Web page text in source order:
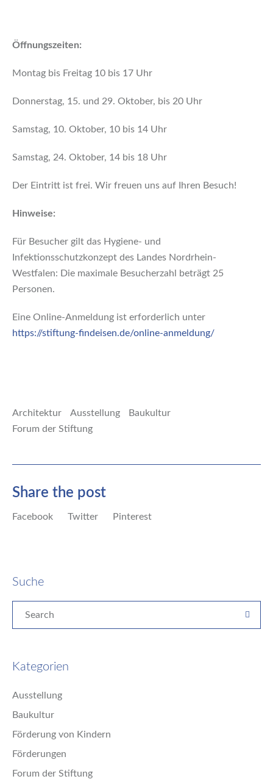
Öffnungszeiten:
Montag bis Freitag 10 bis 17 Uhr
Donnerstag, 15. und 29. Oktober, bis 20 Uhr
Samstag, 10. Oktober, 10 bis 14 Uhr
Samstag, 24. Oktober, 14 bis 18 Uhr
Der Eintritt ist frei. Wir freuen uns auf Ihren Besuch!
Hinweise:
Für Besucher gilt das Hygiene- ­und
Infektionsschutzkonzept des Landes Nordrhein-
Westfalen: Die maximale Besucherzahl beträgt 25
Personen.
Eine Online-Anmeldung ist erforderlich unter
https://stiftung-findeisen.de/online-anmeldung/
Architektur Ausstellung
Baukultur
Forum der Stiftung
Share the post
Facebook Twitter Pinterest
Suche
Kategorien
Ausstellung
Baukultur
Förderung von Kindern
Förderungen
Forum der Stiftung